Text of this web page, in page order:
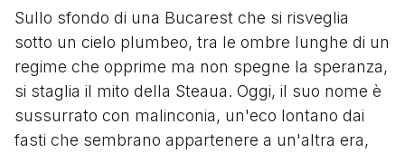
Sullo sfondo di una Bucarest che si risveglia
sotto un cielo plumbeo, tra le ombre lunghe di un
regime che opprime ma non spegne la speranza,
si staglia il mito della Steaua. Oggi, il suo nome è
sussurrato con malinconia, un'eco lontano dai
fasti che sembrano appartenere a un'altra era,